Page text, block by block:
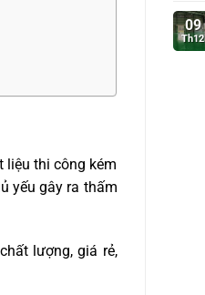
liệu thi công kém
yếu gây ra thấm
lượng, giá rẻ,
09
Th12